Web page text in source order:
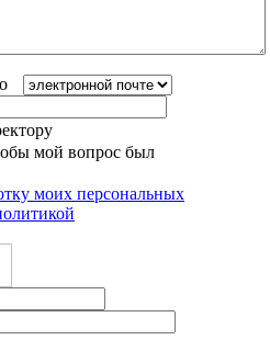
мой вопрос был
моих персональных